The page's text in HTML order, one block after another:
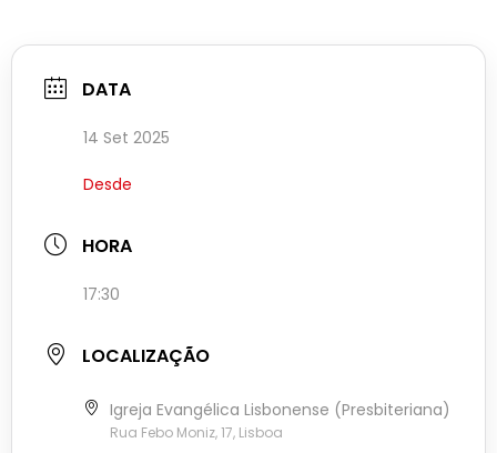
DATA
14 Set 2025
Desde
HORA
17:30
LOCALIZAÇÃO
Igreja Evangélica Lisbonense (Presbiteriana)
Rua Febo Moniz, 17, Lisboa